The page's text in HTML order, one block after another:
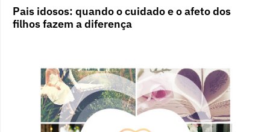
Pais idosos: quando o cuidado e o afeto dos
filhos fazem a diferença